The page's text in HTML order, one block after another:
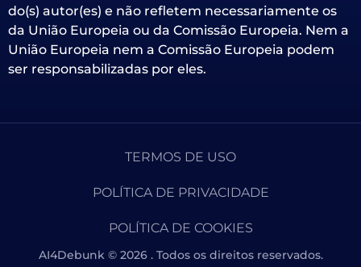
do(s) autor(es) e não refletem necessariamente os
da União Europeia ou da Comissão Europeia. Nem a
União Europeia nem a Comissão Europeia podem
ser responsabilizadas por eles.
TERMOS DE USO
POLÍTICA DE PRIVACIDADE
POLÍTICA DE COOKIES
AI4Debunk © 2026 . Todos os direitos reservados.